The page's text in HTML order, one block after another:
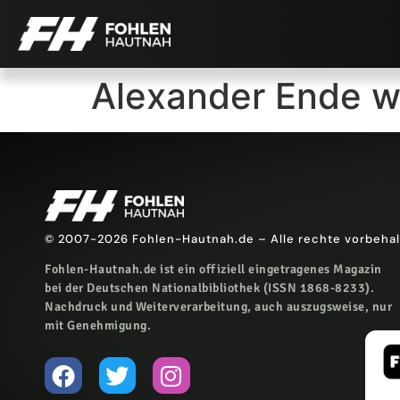
Alexander Ende
© 2007-2026 Fohlen-Hautnah.de – Alle rechte
Fohlen-Hautnah.de ist ein offiziell eingetragenes Magazin
bei der Deutschen Nationalbibliothek (ISSN 1868-8233).
Nachdruck und Weiterverarbeitung, auch auszugsweise, nur
mit Genehmigung.